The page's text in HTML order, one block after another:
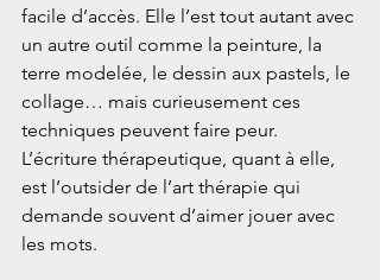
facile d’accès. Elle l’est tout autant avec
un autre outil comme la peinture, la
terre modelée, le dessin aux pastels, le
collage… mais curieusement ces
techniques peuvent faire peur.
L’écriture thérapeutique, quant à elle,
est l’outsider de l’art thérapie qui
demande souvent d’aimer jouer avec
les mots.